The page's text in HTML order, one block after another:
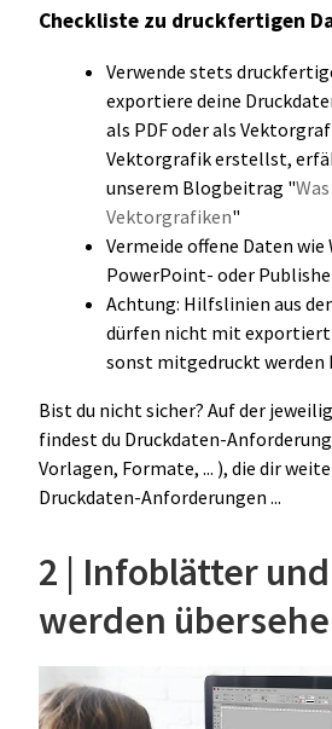
Checkliste zu druckfertigen
Verwende stets
exportiere deine
als PDF oder als
Vektorgrafik erstellst,
unserem Blogbeitrag "
Vektorgrafiken"
Vermeide offene Daten wie
PowerPoint- oder
Achtung: Hilfslinien aus
dürfen nicht mit exportiert
sonst mitgedruckt werden
Bist du nicht sicher? Auf der
findest du Druckdaten-
Vorlagen, Formate, ... ), die dir
Druckdaten-Anforderungen ...
2 | Infoblätter
werden